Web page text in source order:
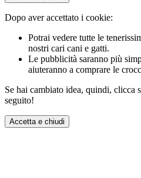
Dopo aver accettato i cookie:
Potrai vedere tutte le
nostri cari cani e gatti.
Le pubblicità saranno più
aiuteranno a comprare le
Se hai cambiato idea, quindi, clicca
seguito!
Accetta e chiudi